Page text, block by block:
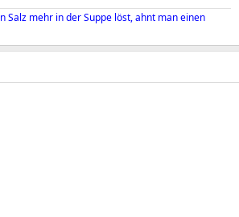
Salz mehr in der Suppe löst, ahnt man einen